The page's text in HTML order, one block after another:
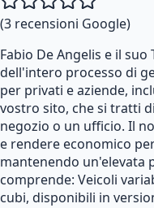
(3 recensioni Google)
Fabio De Angelis e il
dell'intero processo di
per privati e aziende,
vostro sito, che si tratti
negozio o un ufficio. Il
e rendere economico
mantenendo un'elevata
comprende: Veicoli
cubi, disponibili in